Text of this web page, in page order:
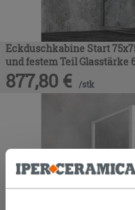
Eckduschkabine Start
und festem Teil Glasstärke
877,80 € /stk